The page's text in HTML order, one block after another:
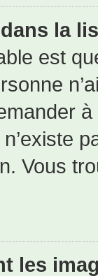
la
est
Vous
les